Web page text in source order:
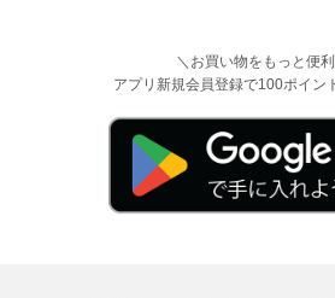
＼お買い物をもっと便
アプリ新規会員登録で100ポイン